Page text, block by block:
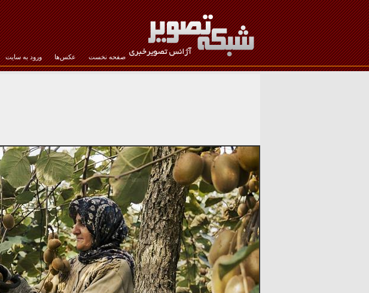
صفحه نخست عکس‌ها ورود به سایت